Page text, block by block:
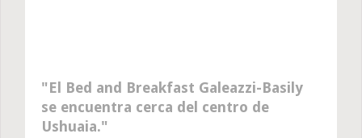
El Bed and Breakfast Galeazzi-Basily
se encuentra cerca del centro de
Ushuaia.